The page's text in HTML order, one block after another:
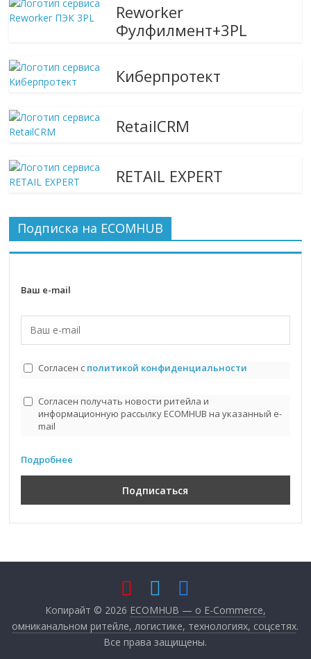
Reworker
Фулфилмент+3PL
Киберпротект
RetailCRM
RETAIL EXPERT
Подписка на ECOMHUB
Ваш e-mail
Согласен с политикой конфиденциальности
Согласен получать новости ритейла и
информационную рассылку ECOMHUB на указанный e-
mail
Подробнее
Копирайт © 2026 ECOMHUB — о E-Commerce,
омниканальном ритейле, логистике, технологиях, соцсетях.
Все права защищены.